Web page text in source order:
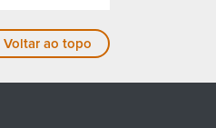
Voltar ao topo